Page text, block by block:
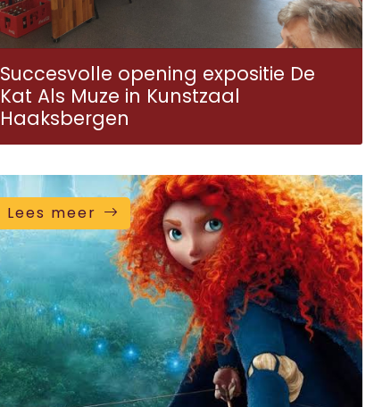
Succesvolle opening expositie De
Kat Als Muze in Kunstzaal
Haaksbergen
Lees meer